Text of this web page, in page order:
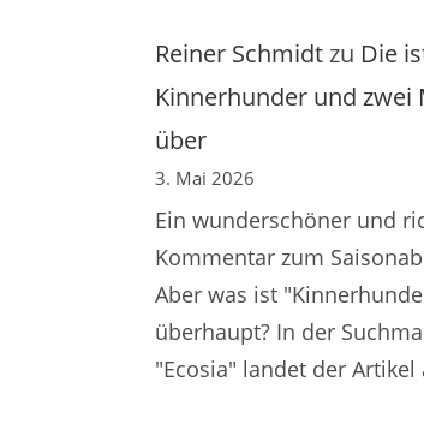
Reiner Schmidtzu Die
Kinnerhunder und zwei
über
3. Mai 2026
Ein wunderschöner und
Kommentar zum
Aber was ist
überhaupt? In der
"Ecosia" landet der